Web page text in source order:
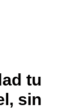
tu
sin